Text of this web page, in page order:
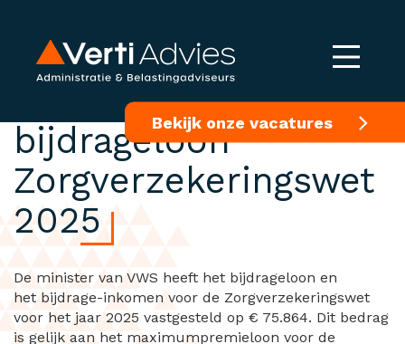
Bekijk onze vacatures
Premie en
bijdrageloon
Zorgverzekeringswet
2025
De minister van VWS heeft het bijdrageloon en
het bijdrage-inkomen voor de Zorgverzekeringswet
voor het jaar 2025 vastgesteld op € 75.864. Dit bedrag
is gelijk aan het maximumpremieloon voor de